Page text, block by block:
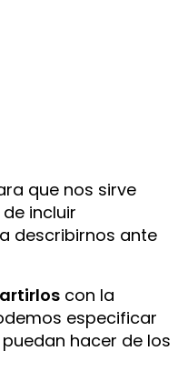
que nos sirve
incluir
describirnos ante
con la
especificar
hacer de los